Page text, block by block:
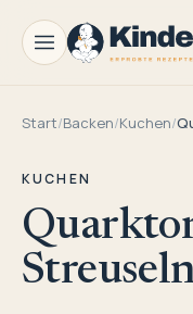
Start/Backen/Kuchen/
KUCHEN